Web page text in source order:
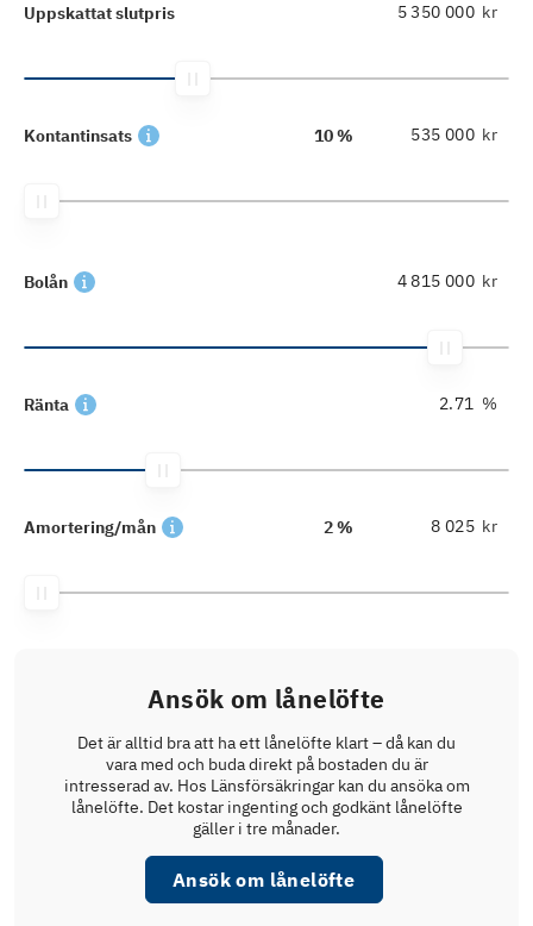
Uppskattat slutpris kr
Kontantinsats 10 % kr
Bolån kr
Ränta %
Amortering/mån 2 % kr
Ansök om lånelöfte
Det är alltid bra att ha ett lånelöfte klart – då kan du
vara med och buda direkt på bostaden du är
intresserad av. Hos Länsförsäkringar kan du ansöka om
lånelöfte. Det kostar ingenting och godkänt lånelöfte
gäller i tre månader.
Ansök om lånelöfte